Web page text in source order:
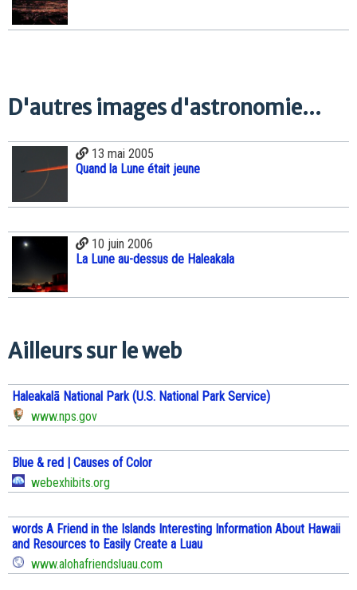
D'autres images d'astronomie...
13 mai 2005
Quand la Lune était jeune
10 juin 2006
La Lune au-dessus de Haleakala
Ailleurs sur le web
Haleakalā National Park (U.S. National Park Service)
www.nps.gov
Blue & red | Causes of Color
webexhibits.org
words A Friend in the Islands Interesting Information About Hawaii
and Resources to Easily Create a Luau
www.alohafriendsluau.com